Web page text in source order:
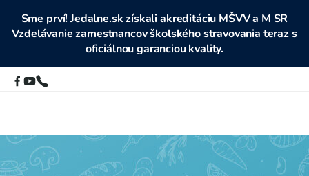
Sme prví! Jedalne.sk získali akreditáciu MŠVV a M SR
Vzdelávanie zamestnancov školského stravovania teraz s
oficiálnou garanciou kvality.